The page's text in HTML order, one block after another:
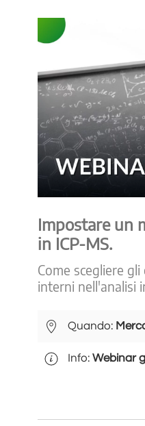
Impostare un
in ICP-MS.
Come scegliere
interni nell'analisi
Quando:
Info: Webinar